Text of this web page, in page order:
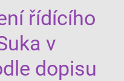
řídícího
v
dopisu